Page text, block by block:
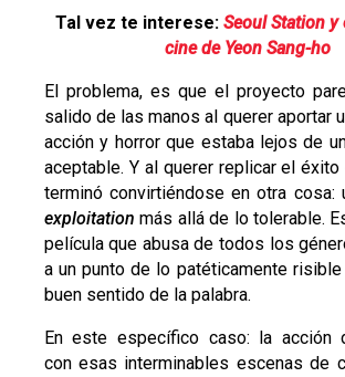
Tal vez te interese: Seoul Station y
cine de Yeon Sang-ho
El problema, es que el proyecto
salido de las manos al querer aportar
acción y horror que estaba lejos de
aceptable. Y al querer replicar el éxito
terminó convirtiéndose en otra cosa:
exploitation más allá de lo tolerable.
película que abusa de todos los
a un punto de lo patéticamente
buen sentido de la palabra.
En este específico caso: la acción
con esas interminables escenas de